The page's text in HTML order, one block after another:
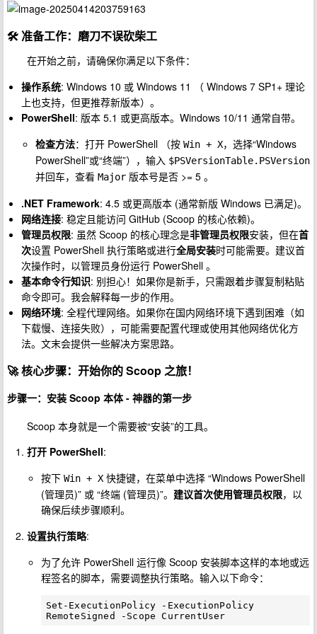
🛠️ 准备工作：磨刀不误砍柴工
在开始之前，请确保你满足以下条件：
操作系统: Windows 10 或 Windows 11 （ Windows 7 SP1+ 理论
上也支持，但更推荐新版本）。
PowerShell: 版本 5.1 或更高版本。Windows 10/11 通常自带。
检查方法：打开 PowerShell （按 Win + X，选择“Windows
PowerShell”或“终端”），输入 $PSVersionTable.PSVersion
并回车，查看 Major 版本号是否 >= 5 。
.NET Framework: 4.5 或更高版本 (通常新版 Windows 已满足)。
网络连接: 稳定且能访问 GitHub (Scoop 的核心依赖)。
管理员权限: 虽然 Scoop 的核心理念是非管理员权限安装，但在首
次设置 PowerShell 执行策略或进行全局安装时可能需要。建议首
次操作时，以管理员身份运行 PowerShell 。
基本命令行知识: 别担心！如果你是新手，只需跟着步骤复制粘贴
命令即可。我会解释每一步的作用。
网络环境: 全程代理网络。如果你在国内网络环境下遇到困难（如
下载慢、连接失败），可能需要配置代理或使用其他网络优化方
法。文末会提供一些解决方案思路。
🚀核心步骤：开始你的 Scoop 之旅！
步骤一：安装 Scoop 本体 - 神器的第一步
Scoop 本身就是一个需要被“安装”的工具。
打开 PowerShell:
按下 Win + X 快捷键，在菜单中选择 “Windows PowerShell
(管理员)” 或 “终端 (管理员)”。 建议首次使用管理员权限，以
确保后续步骤顺利。
设置执行策略:
为了允许 PowerShell 运行像 Scoop 安装脚本这样的本地或远
程签名的脚本，需要调整执行策略。输入以下命令：
Set-ExecutionPolicy -ExecutionPolicy